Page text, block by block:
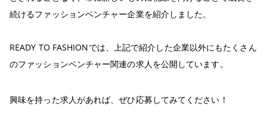
続けるファッションベンチャー企業を紹介しました。
READY TO FASHIONでは、上記で紹介した企業以外にもたくさん
のファッションベンチャー関連の求人を公開しています。
興味を持った求人があれば、ぜひ応募してみてください！